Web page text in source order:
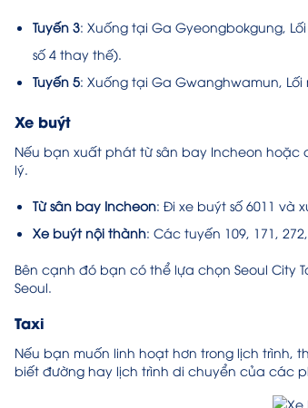
Tuyến 3: Xuống tại Ga Gyeongbokgung,
số 4 thay thế).
Tuyến 5: Xuống tại Ga Gwanghwamun, Lối
Xe buýt
Nếu bạn xuất phát từ sân bay Incheon
lý.
Từ sân bay Incheon: Đi xe buýt số 6011 và
Xe buýt nội thành: Các tuyến 109, 171,
Bên cạnh đó bạn có thể lựa chọn Seoul City
Seoul.
Taxi
Nếu bạn muốn linh hoạt hơn trong lịch trình,
biết đường hay lịch trình di chuyển của các